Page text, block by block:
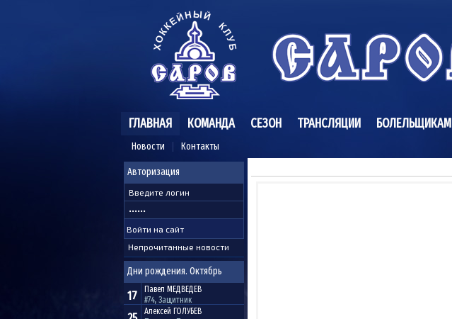
ГЛАВНАЯ
Новости Контакты
КОМАНДА СЕЗОН ТРАНСЛЯЦИИ БОЛЕЛЬЩИКАМ
Авторизация
Непрочитанные новости
Дни рождения. Октябрь
17 Павел МЕДВЕДЕВ
#74, Защитник
Алексей ГОЛУБЕВ